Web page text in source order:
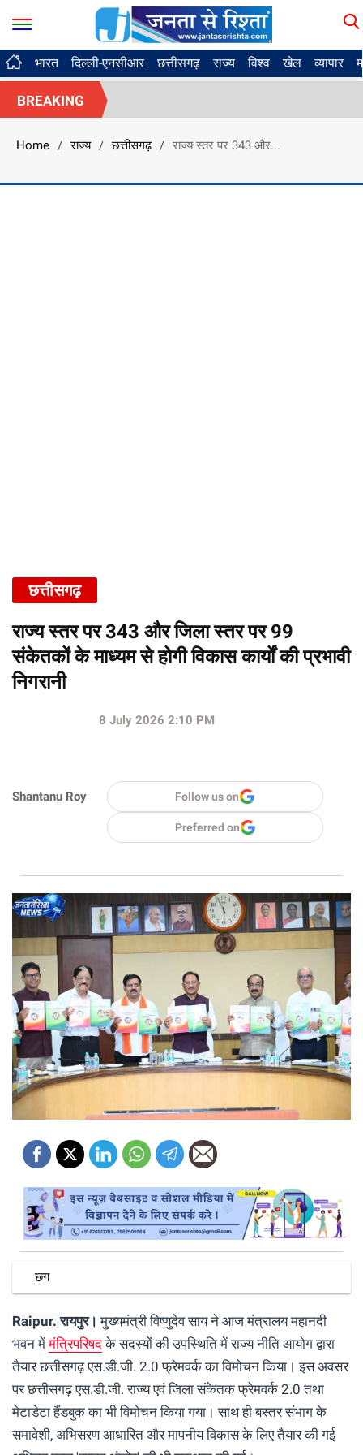
भारत दिल्ली-एनसीआर छत्तीसगढ़ राज्य विश्व खेल व्यापार
BREAKING
Home / राज्य / छत्तीसगढ़ / राज्य स्तर पर 343 और...
छत्तीसगढ़
राज्य स्तर पर 343 और जिला स्तर पर 99
संकेतकों के माध्यम से होगी विकास कार्यों की प्रभावी
निगरानी
Shantanu Roy
8 July 2026 2:10 PM
Follow us on
Preferred on
छग
Raipur. रायपुर।मुख्यमंत्री विष्णुदेव साय ने आज मंत्रालय महानदी
भवन मेंमंत्रिपरिषदके सदस्यों की उपस्थिति में राज्य नीति आयोग द्वारा
तैयार छत्तीसगढ़ एस.डी.जी. 2.0 फ्रेमवर्क का विमोचन किया। इस अवसर
पर छत्तीसगढ़ एस.डी.जी. राज्य एवं जिला संकेतक फ्रेमवर्क 2.0 तथा
मेटाडेटा हैंडबुक का भी विमोचन किया गया। साथ ही बस्तर संभाग के
समावेशी, अभिसरण आधारित और मापनीय विकास के लिए तैयार की गई